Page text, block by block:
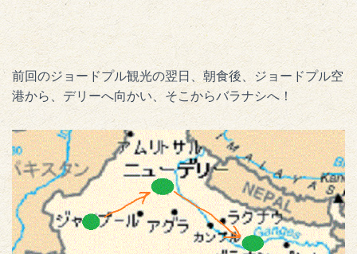
前回のジョードプル観光の翌日、朝食後、ジョードプル空
港から、デリーへ向かい、そこからバラナシへ！